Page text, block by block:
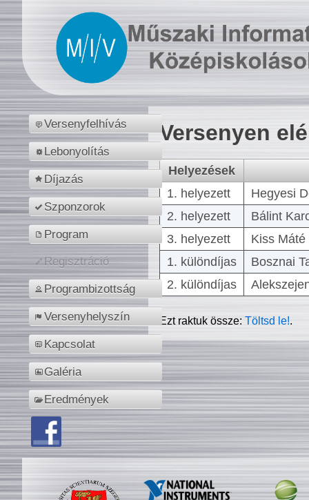
Versenyfelhívás
Lebonyolítás
Díjazás
Szponzorok
Program
Regisztráció
Programbizottság
Versenyhelyszín
Kapcsolat
Galéria
Eredmények
Versenyen
Helyezések
1. helyezett
Hegyesi
2. helyezett
Bálint
3. helyezett
Kiss
1. különdíjas
Bosznai
2. különdíjas
Ezt raktuk össze:Töltsd le!.